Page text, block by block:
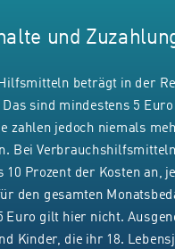
und
beträgt in der
sind mindestens 5 Euro
zahlen jedoch niemals
Bei
Prozent der Kosten an,
den gesamten
Euro gilt hier nicht.
Kinder, die ihr 18.